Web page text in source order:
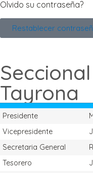
Olvido su contraseña?
Restablecer
Tayrona
Presidente
Vicepresidente
Secretaria General
Tesorero